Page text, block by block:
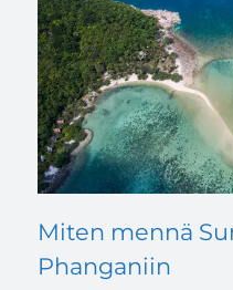
Miten mennä
Phanganiin